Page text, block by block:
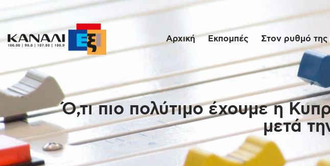
Αρχική Εκπομπές Στον ρυθμό της
Ό,τι πιο πολύτιμο έχουμε η
μετά
Αρχική
Εκπομπές
Στον ρυθμό
μέρας
Ένθετα